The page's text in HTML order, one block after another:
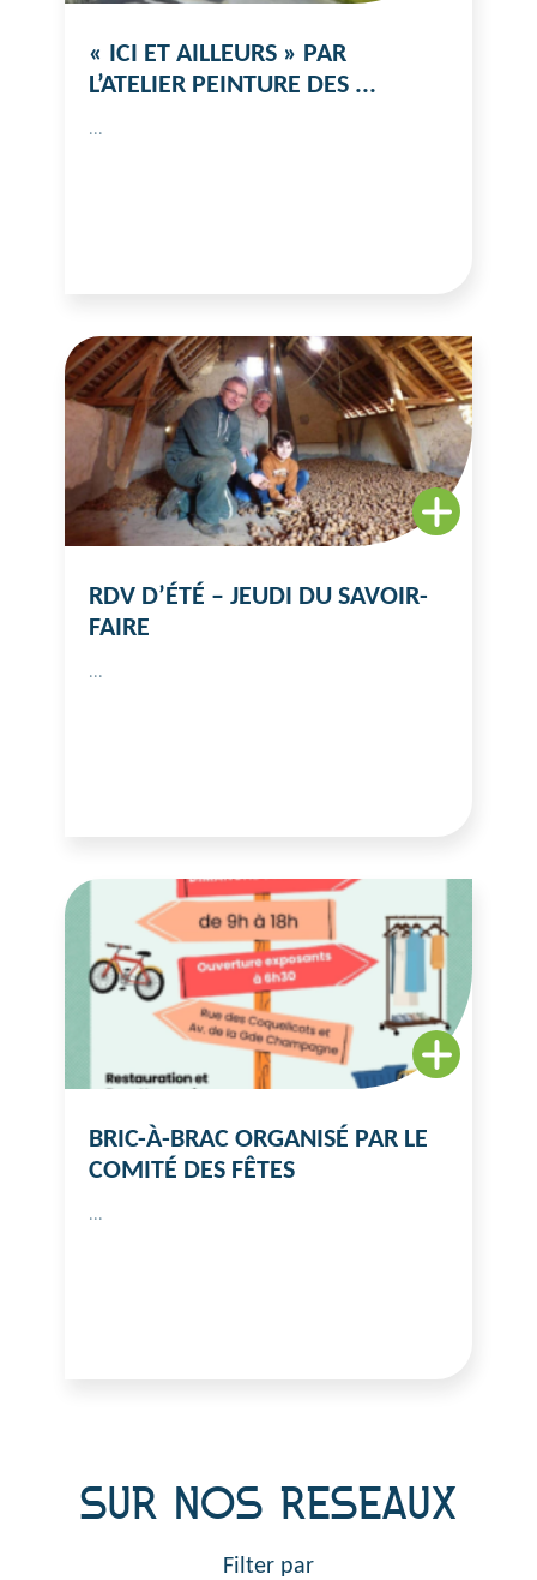
« ICI ET AILLEURS » PAR
L’ATELIER PEINTURE DES ...
...
RDV D’ÉTÉ – JEUDI DU SAVOIR-
FAIRE
...
BRIC-À-BRAC ORGANISÉ PAR LE
COMITÉ DES FÊTES
...
SUR NOS RESEAUX
Filter par